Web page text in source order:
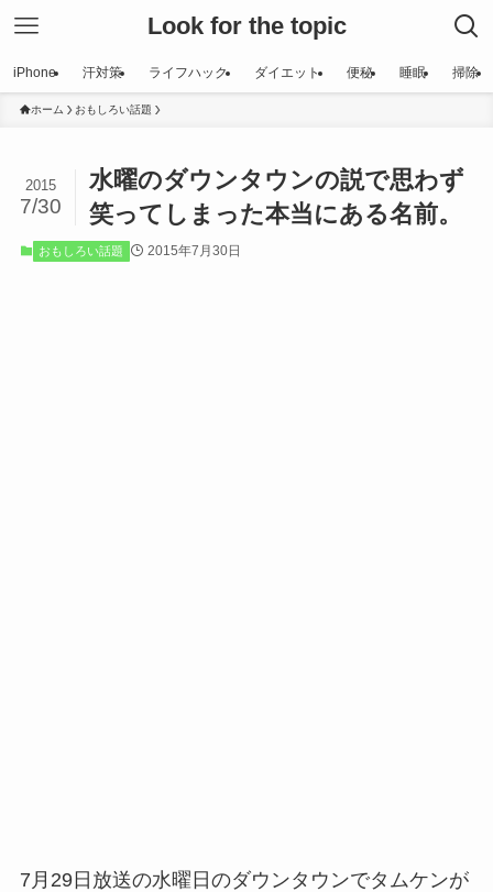
Look for the topic
iPhone 汗対策 ライフハック ダイエット 便秘 睡眠 掃除
ホーム おもしろい話題
水曜のダウンタウンの説で思わず
笑ってしまった本当にある名前。
2015
7/30
おもしろい話題 2015年7月30日
7月29日放送の水曜日のダウンタウンでタムケンが